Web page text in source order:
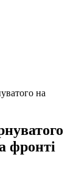
на
фронті